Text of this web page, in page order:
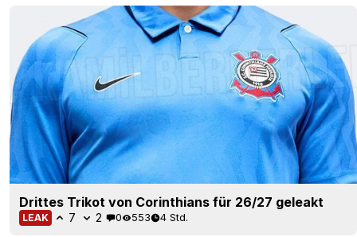
Drittes Trikot von Corinthians für 26/27 geleakt
LEAK 7 2 0 553 4 Std.